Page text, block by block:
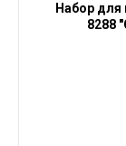
Набор
8288